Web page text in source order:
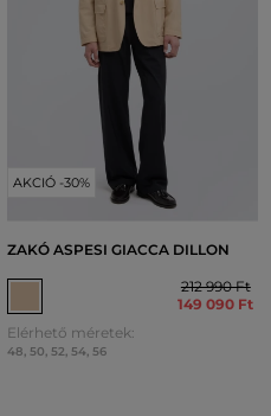
AKCIÓ -30%
ZAKÓ ASPESI GIACCA DILLON
212 990 Ft
149 090 Ft
Elérhető méretek:
48 50 52 54 56